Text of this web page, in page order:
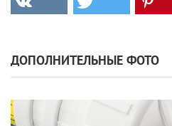
ДОПОЛНИТЕЛЬНЫЕ ФОТО